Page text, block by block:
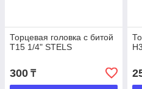
Торцевая головка с битой
Т15 1/4" STELS
300 ₸